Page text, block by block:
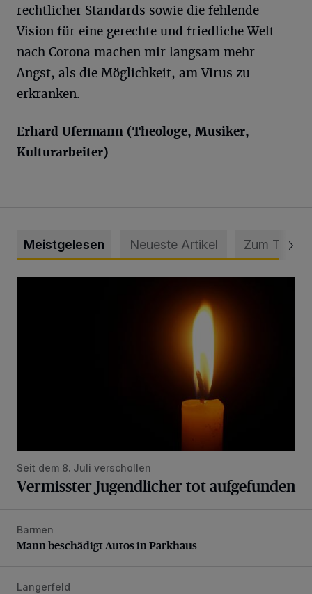
rechtlicher Standards sowie die fehlende
Vision für eine gerechte und friedliche Welt
nach Corona machen mir langsam mehr
Angst, als die Möglichkeit, am Virus zu
erkranken.
Erhard Ufermann (Theologe, Musiker,
Kulturarbeiter)
Meistgelesen Neueste Artikel Zum Thema
Seit dem 8. Juli verschollen
Vermisster Jugendlicher tot aufgefunden
Mann beschädigt Autos in Parkhaus
Barmen
Mann beschädigt Autos in Parkhaus
Feuerwehr-Einsatz wegen brennender Matratze
Langerfeld